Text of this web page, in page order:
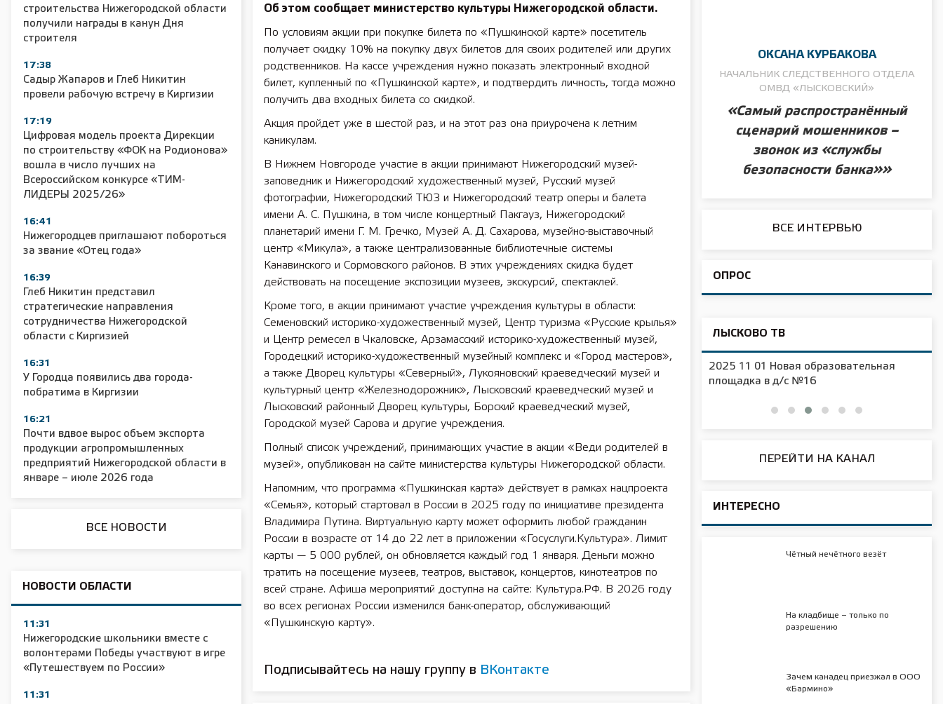
строительства Нижегородской области
получили награды в канун Дня
строителя
17:38
Садыр Жапаров и Глеб Никитин
провели рабочую встречу в Киргизии
17:19
Цифровая модель проекта Дирекции
по строительству «ФОК на Родионова»
вошла в число лучших на
Всероссийском конкурсе «ТИМ-
ЛИДЕРЫ 2025/26»
16:41
Нижегородцев приглашают побороться
за звание «Отец года»
16:39
Глеб Никитин представил
стратегические направления
сотрудничества Нижегородской
области с Киргизией
16:31
У Городца появились два города-
побратима в Киргизии
16:21
Почти вдвое вырос объем экспорта
продукции агропромышленных
предприятий Нижегородской области в
январе – июле 2026 года
ВСЕ НОВОСТИ
НОВОСТИ ОБЛАСТИ
11:31
Нижегородские школьники вместе с
волонтерами Победы участвуют в игре
«Путешествуем по России»
11:31
Об этом сообщает министерство культуры Нижегородской области.
По условиям акции при покупке билета по «Пушкинской карте» посетитель
получает скидку 10% на покупку двух билетов для своих родителей или других
родственников. На кассе учреждения нужно показать электронный входной
билет, купленный по «Пушкинской карте», и подтвердить личность, тогда можно
получить два входных билета со скидкой.
Акция пройдет уже в шестой раз, и на этот раз она приурочена к летним
каникулам.
В Нижнем Новгороде участие в акции принимают Нижегородский музей-
заповедник и Нижегородский художественный музей, Русский музей
фотографии, Нижегородский ТЮЗ и Нижегородский театр оперы и балета
имени А. С. Пушкина, в том числе концертный Пакгауз, Нижегородский
планетарий имени Г. М. Гречко, Музей А. Д. Сахарова, музейно-выставочный
центр «Микула», а также централизованные библиотечные системы
Канавинского и Сормовского районов. В этих учреждениях скидка будет
действовать на посещение экспозиции музеев, экскурсий, спектаклей.
Кроме того, в акции принимают участие учреждения культуры в области:
Семеновский историко-художественный музей, Центр туризма «Русские крылья»
и Центр ремесел в Чкаловске, Арзамасский историко-художественный музей,
Городецкий историко-художественный музейный комплекс и «Город мастеров»,
а также Дворец культуры «Северный», Лукояновский краеведческий музей и
культурный центр «Железнодорожник», Лысковский краеведческий музей и
Лысковский районный Дворец культуры, Борский краеведческий музей,
Городской музей Сарова и другие учреждения.
Полный список учреждений, принимающих участие в акции «Веди родителей в
музей», опубликован на сайте министерства культуры Нижегородской области.
Напомним, что программа «Пушкинская карта» действует в рамках нацпроекта
«Семья», который стартовал в России в 2025 году по инициативе президента
Владимира Путина. Виртуальную карту может оформить любой гражданин
России в возрасте от 14 до 22 лет в приложении «Госуслуги.Культура». Лимит
карты — 5 000 рублей, он обновляется каждый год 1 января. Деньги можно
тратить на посещение музеев, театров, выставок, концертов, кинотеатров по
всей стране. Афиша мероприятий доступна на сайте: Культура.РФ. В 2026 году
во всех регионах России изменился банк-оператор, обслуживающий
«Пушкинскую карту».
Подписывайтесь на нашу группу в ВКонтакте
ОКСАНА КУРБАКОВА
НАЧАЛЬНИК СЛЕДСТВЕННОГО ОТДЕЛА
ОМВД «ЛЫСКОВСКИЙ»
«Самый распространённый
сценарий мошенников –
звонок из «службы
безопасности банка»»
ВСЕ ИНТЕРВЬЮ
ОПРОС
ЛЫСКОВО ТВ
11 01 Сельское хозяйство 2025
сельскохозяйственного назначения
2025 11 01 Новая образовательная
площадка в д/с №16
ПЕРЕЙТИ НА КАНАЛ
ИНТЕРЕСНО
Чётный нечётного везёт
На кладбище – только по
разрешению
Зачем канадец приезжал в ООО
«Бармино»